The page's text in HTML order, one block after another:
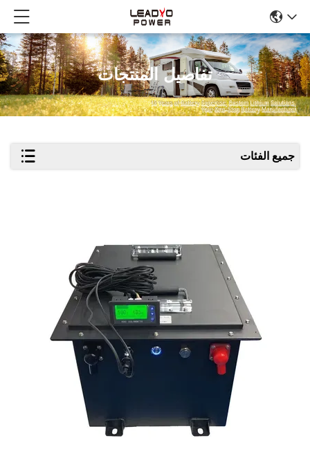
تفاصيل المنتجات
جميع الفئات